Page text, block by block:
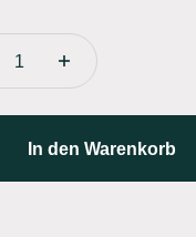
In den Warenkorb